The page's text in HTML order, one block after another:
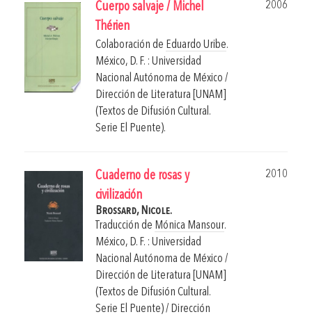
Cuerpo salvaje / Michel
Thérien
2006
Colaboración de Eduardo Uribe.
México, D. F. : Universidad
Nacional Autónoma de México /
Dirección de Literatura [UNAM]
(Textos de Difusión Cultural.
Serie El Puente).
Cuaderno de rosas y
civilización
2010
Brossard, Nicole.
Traducción de Mónica Mansour.
México, D. F. : Universidad
Nacional Autónoma de México /
Dirección de Literatura [UNAM]
(Textos de Difusión Cultural.
Serie El Puente) / Dirección